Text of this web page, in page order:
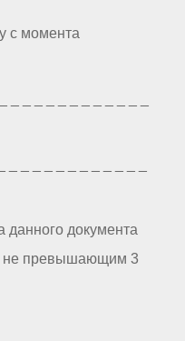
с момента
_ _ _ _ _ _ _ _ _ _ _ _
_ _ _ _ _ _ _ _ _ _ _
данного документа
не превышающим 3